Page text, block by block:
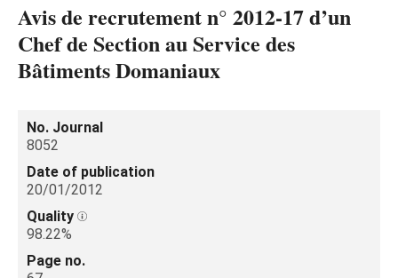
Avis de recrutement n° 2012-17 d’un
Chef de Section au Service des
Bâtiments Domaniaux
No. Journal
8052
Date of publication
20/01/2012
Quality
98.22%
Page no.